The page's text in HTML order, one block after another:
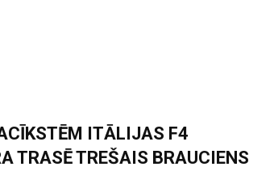
ITĀLIJAS F4
TRASĒ TREŠAIS BRAUCIENS